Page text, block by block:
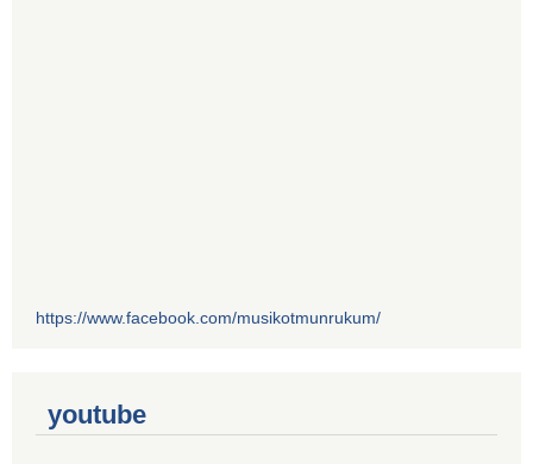
https://www.facebook.com/musikotmunrukum/
youtube